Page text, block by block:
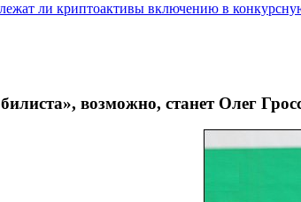
ли криптоактивы включению в
возможно, станет Олег